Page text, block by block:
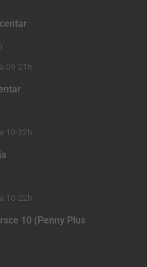
09-21h
10-22h
10-22h
10 (Penny Plus